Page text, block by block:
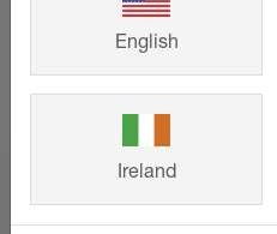
Referanslar
English
Ireland